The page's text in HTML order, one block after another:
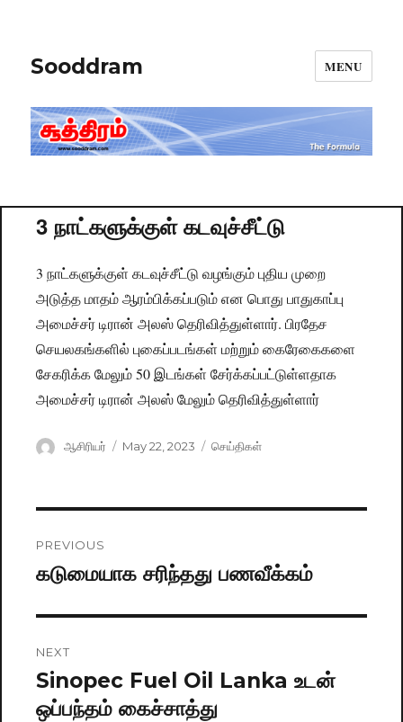
Sooddram MENU
3 நாட்களுக்குள் கடவுச்சீட்டு
3 நாட்களுக்குள் கடவுச்சீட்டு வழங்கும் புதிய முறை
அடுத்த மாதம் ஆரம்பிக்கப்படும் என பொது பாதுகாப்பு
அமைச்சர் டிரான் அலஸ் தெரிவித்துள்ளார். பிரதேச
செயலகங்களில் புகைப்படங்கள் மற்றும் கைரேகைகளை
சேகரிக்க மேலும் 50 இடங்கள் சேர்க்கப்பட்டுள்ளதாக
அமைச்சர் டிரான் அலஸ் மேலும் தெரிவித்துள்ளார்
Author
ஆசிரியர்
Posted
May 22, 2023 Categories
செய்திகள்
navigation
PREVIOUS
Previous
கடுமையாக சரிந்தது பணவீக்கம்
NEXT
Next
post:
Sinopec Fuel Oil Lanka உடன்
ஒப்பந்தம் கைச்சாத்து